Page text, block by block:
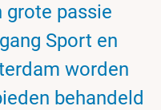
grote passie
Sport en
worden
behandeld